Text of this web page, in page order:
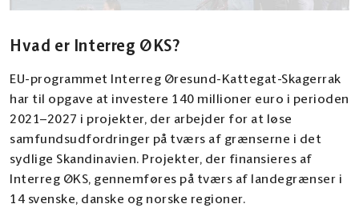
Hvad er Interreg ØKS?
EU-programmet Interreg Øresund-Kattegat-Skagerrak
har til opgave at investere 140 millioner euro i perioden
2021–2027 i projekter, der arbejder for at løse
samfundsudfordringer på tværs af grænserne i det
sydlige Skandinavien. Projekter, der finansieres af
Interreg ØKS, gennemføres på tværs af landegrænser i
14 svenske, danske og norske regioner.